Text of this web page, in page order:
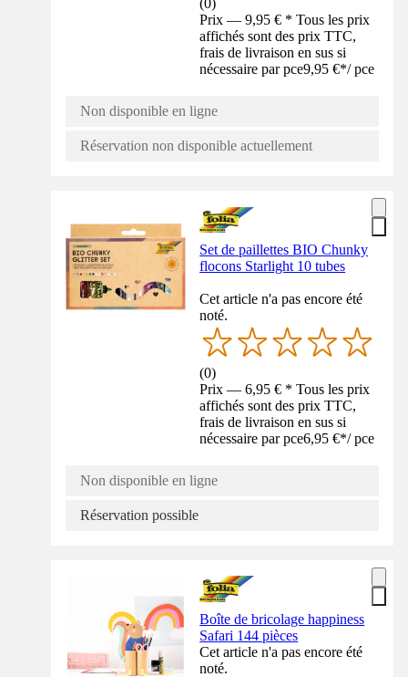
(0)
Prix — 9,95 € * Tous les prix
affichés sont des prix TTC,
frais de livraison en sus si
nécessaire par pce9,95 €*/ pce
Non disponible en ligne
Réservation non disponible actuellement
Set de paillettes BIO Chunky
flocons Starlight 10 tubes
Cet article n'a pas encore été
noté.
(0)
Prix — 6,95 € * Tous les prix
affichés sont des prix TTC,
frais de livraison en sus si
nécessaire par pce6,95 €*/ pce
Non disponible en ligne
Réservation possible
Boîte de bricolage happiness
Safari 144 pièces
Cet article n'a pas encore été
noté.